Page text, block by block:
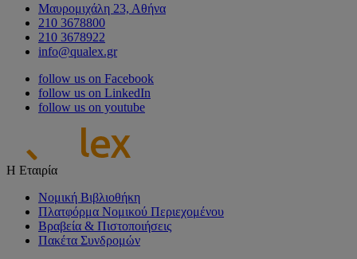
Μαυρομιχάλη 23, Αθήνα
210 3678800
210 3678922
info@qualex.gr
follow us on Facebook
follow us on LinkedIn
follow us on youtube
Η Εταιρία
Νομική Βιβλιοθήκη
Πλατφόρμα Νομικού Περιεχομένου
Βραβεία & Πιστοποιήσεις
Πακέτα Συνδρομών